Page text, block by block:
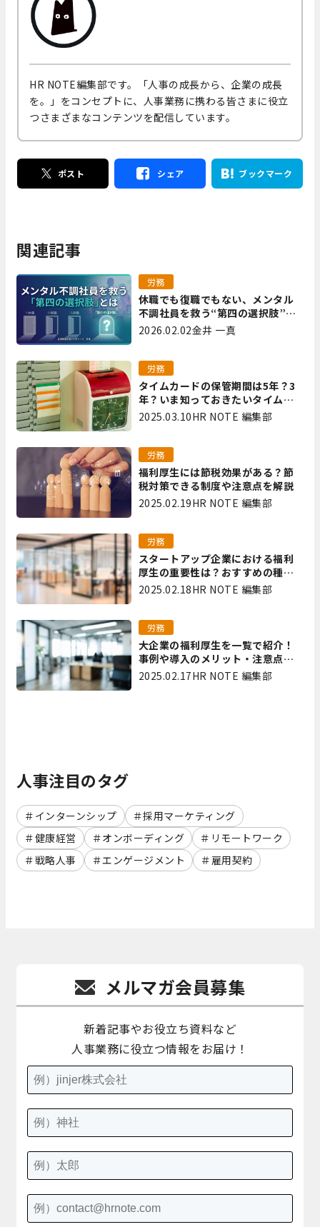
HR NOTE編集部です。「人事の成長から、企業の成長
を。」をコンセプトに、人事業務に携わる皆さまに役立
つさまざまなコンテンツを配信しています。
ポスト シェア ブックマーク
関連記事
休職でも復職でもない、メンタル
不調社員を救う“第四の選択肢”と
は｜全国障害年金パートナーズ 宮
労務
2026.02.02金井 一真
タイムカードの保管期間は5年？3
年？いま知っておきたいタイムカ
ード保管方法
労務
2025.03.10HR NOTE 編集部
福利厚生には節税効果がある？節
税対策できる制度や注意点を解説
労務
2025.02.19HR NOTE 編集部
スタートアップ企業における福利
厚生の重要性は？おすすめの種類
やメリット・デメリットを解説
労務
2025.02.18HR NOTE 編集部
大企業の福利厚生を一覧で紹介！
事例や導入のメリット・注意点を
解説
労務
2025.02.17HR NOTE 編集部
人事注目のタグ
インターンシップ
採用マーケティング
健康経営
オンボーディング
リモートワーク
戦略人事
エンゲージメント 雇用契約
メルマガ会員募集
新着記事やお役立ち資料など
人事業務に役立つ情報をお届け！